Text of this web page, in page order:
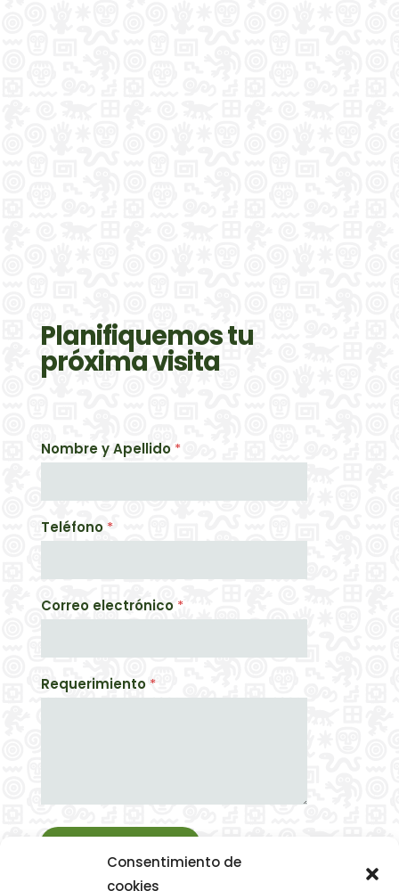
Consentimiento de
cookies
Planifiquemos tu
próxima visita
Nombre y Apellido *
Teléfono *
Correo electrónico *
Requerimiento *